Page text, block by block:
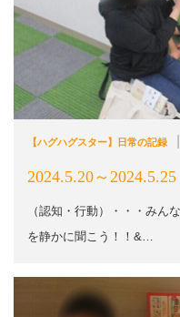
【ハグハグスター】日常の記録
2024.5.20～2024.5.25
（認知・行動）・・・みん
を静かに聞こう！！&…